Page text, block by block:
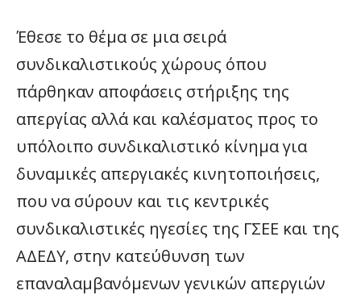
Έθεσε το θέμα σε μια σειρά
συνδικαλιστικούς χώρους όπου
πάρθηκαν αποφάσεις στήριξης της
απεργίας αλλά και καλέσματος προς το
υπόλοιπο συνδικαλιστικό κίνημα για
δυναμικές απεργιακές κινητοποιήσεις,
που να σύρουν και τις κεντρικές
συνδικαλιστικές ηγεσίες της ΓΣΕΕ και της
ΑΔΕΔΥ, στην κατεύθυνση των
επαναλαμβανόμενων γενικών απεργιών